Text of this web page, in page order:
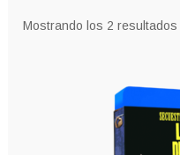
Mostrando los 2 resultados